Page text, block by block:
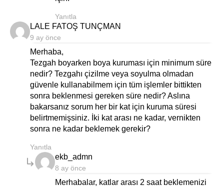
Yanıtla
LALE FATOŞ TUNÇMAN
9 ay önce
Merhaba,
Tezgah boyarken boya kuruması için minimum süre
nedir? Tezgahı çizilme veya soyulma olmadan
güvenle kullanabilmem için tüm işlemler bittikten
sonra beklenmesi gereken süre nedir? Aslına
bakarsanız sorum her bir kat için kuruma süresi
belirtmemişsiniz. İki kat arası ne kadar, vernikten
sonra ne kadar beklemek gerekir?
Yanıtla
ekb_admn
8 ay önce
Merhabalar, katlar arası 2 saat beklemenizi